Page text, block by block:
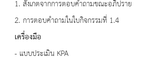
1. สังเกตจากการตอบคำถามขณะอภิปราย
2. การตอบคำถามในใบกิจกรรมที่ 1.4
เครื่องมือ
- แบบประเมิน KPA